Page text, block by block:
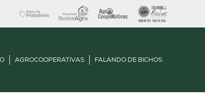
AGROCOOPERATIVAS FALANDO DE BICHOS